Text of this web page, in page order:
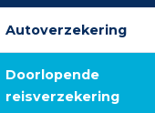
Autoverzekering
Doorlopende
reisverzekering